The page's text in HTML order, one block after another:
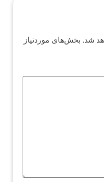
شد. بخش‌های موردنیاز